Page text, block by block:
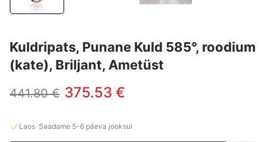
Kuldripats, Punane Kuld 585°, roodium
(kate), Briljant, Ametüst
441.80 € 375.53 €
Laos· Saadame 5-6 päeva jooksul